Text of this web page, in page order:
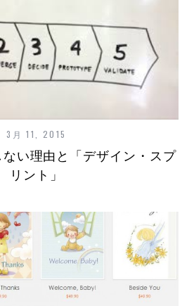
3月 11, 2015
い理由と「デザイン・スプ
リント」